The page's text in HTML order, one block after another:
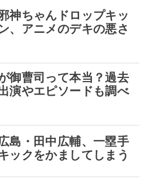
神ちゃんドロップキッ
、アニメのデキの悪さ
御曹司って本当？過去
演やエピソードも調べ
島・田中広輔、一塁手
ックをかましてしまう